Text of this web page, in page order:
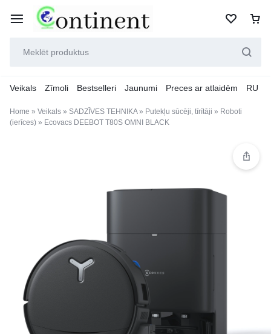
Veikals Zīmoli Bestselleri Jaunumi Preces ar atlaidēm RU
Home » Veikals » SADZĪVES TEHNIKA» Putekļu sūcēji, tīrītāji » Roboti
(ierīces) » Ecovacs DEEBOT T80S OMNI BLACK